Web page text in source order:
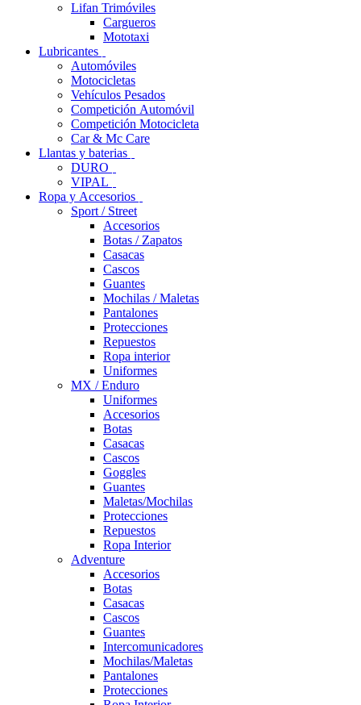
Lifan Trimóviles
Cargueros
Mototaxi
Lubricantes
Automóviles
Motocicletas
Vehículos Pesados
Competición Automóvil
Competición Motocicleta
Car & Mc Care
Llantas y baterias
DURO
VIPAL
Ropa y Accesorios
Sport / Street
Accesorios
Botas / Zapatos
Casacas
Cascos
Guantes
Mochilas / Maletas
Pantalones
Protecciones
Repuestos
Ropa interior
Uniformes
MX / Enduro
Uniformes
Accesorios
Botas
Casacas
Cascos
Goggles
Guantes
Maletas/Mochilas
Protecciones
Repuestos
Ropa Interior
Adventure
Accesorios
Botas
Casacas
Cascos
Guantes
Intercomunicadores
Mochilas/Maletas
Pantalones
Protecciones